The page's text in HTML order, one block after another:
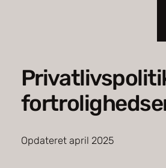
Opdateret april 2025